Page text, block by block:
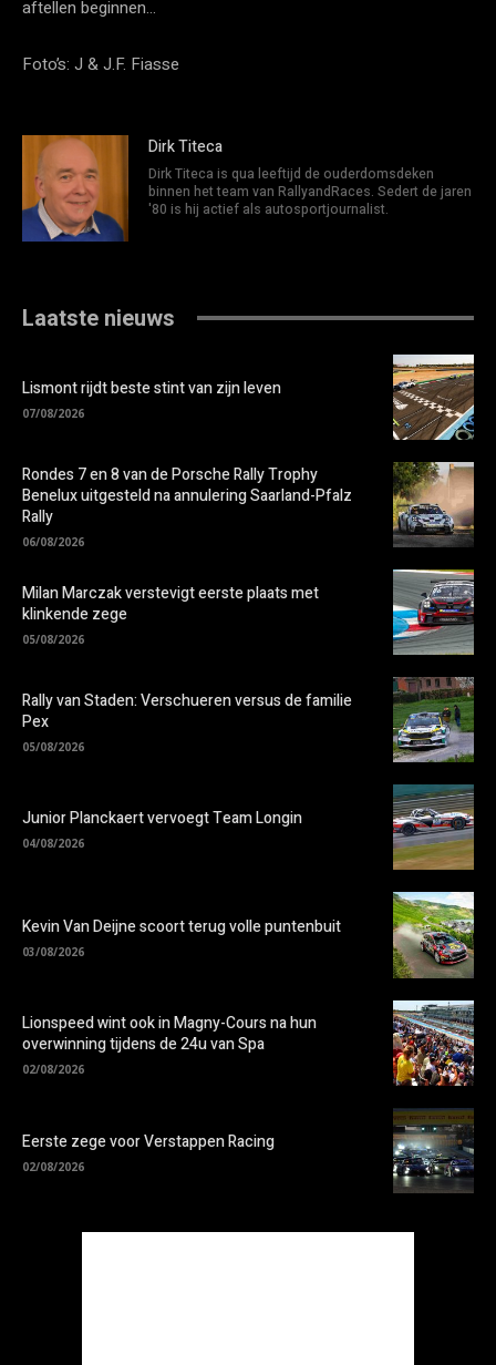
aftellen beginnen…
Foto’s: J & J.F. Fiasse
Dirk Titeca
Dirk Titeca is qua leeftijd de ouderdomsdeken
binnen het team van RallyandRaces. Sedert de jaren
'80 is hij actief als autosportjournalist.
Laatste nieuws
Lismont rijdt beste stint van zijn leven
07/08/2026
Rondes 7 en 8 van de Porsche Rally Trophy
Benelux uitgesteld na annulering Saarland-Pfalz
Rally
06/08/2026
Milan Marczak verstevigt eerste plaats met
klinkende zege
05/08/2026
Rally van Staden: Verschueren versus de familie
Pex
05/08/2026
Junior Planckaert vervoegt Team Longin
04/08/2026
Kevin Van Deijne scoort terug volle puntenbuit
03/08/2026
Lionspeed wint ook in Magny-Cours na hun
overwinning tijdens de 24u van Spa
02/08/2026
Eerste zege voor Verstappen Racing
02/08/2026